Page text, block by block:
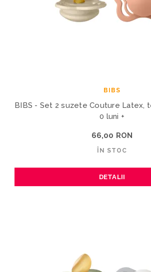
BIBS
BIBS - Set 2 suzete Couture Latex,
0 luni +
66,00 RON
ÎN STOC
DETALII